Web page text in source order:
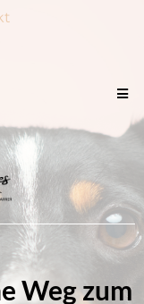
Weg zum